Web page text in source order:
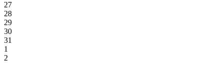
27
28
29
30
31
1
2